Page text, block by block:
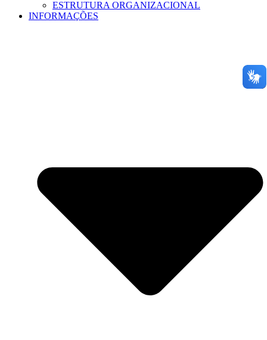
ESTRUTURA ORGANIZACIONAL
INFORMAÇÕES